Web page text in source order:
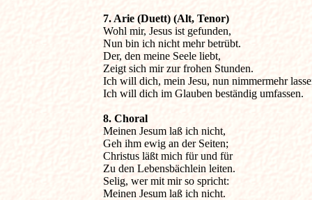
7. Arie (Duett) (Alt, Tenor)
Wohl mir, Jesus ist gefunden,
Nun bin ich nicht mehr betrübt.
Der, den meine Seele liebt,
Zeigt sich mir zur frohen Stunden.
Ich will dich, mein Jesu, nun nimmermehr
Ich will dich im Glauben beständig umfassen.
8. Choral
Meinen Jesum laß ich nicht,
Geh ihm ewig an der Seiten;
Christus läßt mich für und für
Zu den Lebensbächlein leiten.
Selig, wer mit mir so spricht:
Meinen Jesum laß ich nicht.